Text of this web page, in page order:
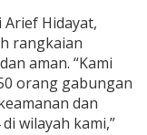
Arief Hidayat,
rangkaian
aman. “Kami
orang gabungan
dan
wilayah kami,”